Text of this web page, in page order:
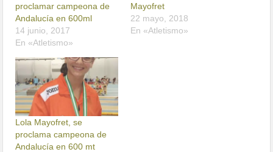
proclamar campeona de
Andalucía en 600ml
14 junio, 2017
En «Atletismo»
Mayofret
22 mayo, 2018
En «Atletismo»
Lola Mayofret, se
proclama campeona de
Andalucía en 600 mt